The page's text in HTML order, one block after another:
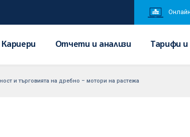
Кариери Отчети и анализи Тарифи
и търговията на дребно – мотори на растежа